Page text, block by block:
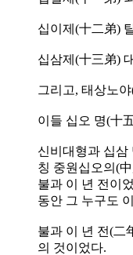
십이제(十二弟)
십삼제(十三弟)
그리고, 태상노
이들 십오 명(十
신비대형과 십삼
칭 중원십오의(
불과 이 년 전이
동안 그 누구도
불과 이 년 전(二
의 것이었다.